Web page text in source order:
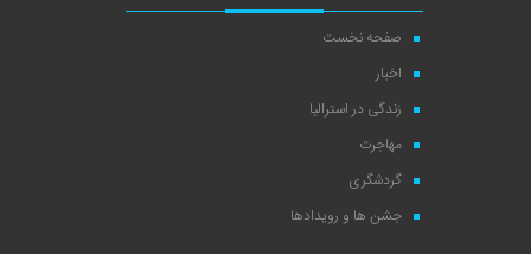
صفحه نخست
اخبار
زندگی در استرالیا
مهاجرت
گردشگری
جشن ها و رویدادها